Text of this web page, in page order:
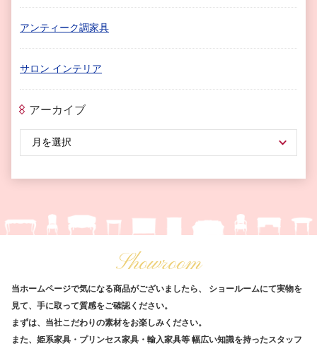
アンティーク調家具
サロン インテリア
アーカイブ
Showroom
当ホームページで気になる商品がございましたら、
ショールームにて実物を
見て、手に取って質感をご確認ください。
まずは、当社こだわりの素材をお楽しみください。
また、姫系家具・プリンセス家具・輸入家具等 幅広い知識を持ったスタッフ